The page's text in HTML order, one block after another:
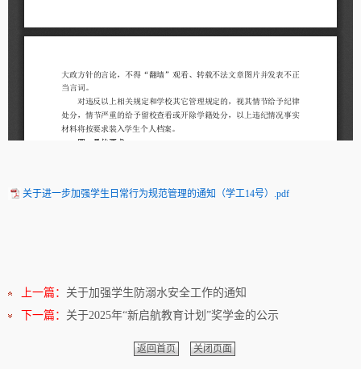
关于进一步加强学生日常行为规范管理的通知（学工14号）.pdf
上一篇： 关于加强学生防溺水安全工作的通知
下一篇： 关于2025年“新启航教育计划”奖学金的公示
返回首页 关闭页面